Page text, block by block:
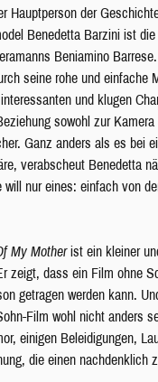
Hauptperson der
Benedetta Barzini ist
Beniamino
seine rohe und einfache
und klugen
sowohl zur
Ganz anders als es bei
verabscheut Benedetta
will nur eines: einfach von
My Motherist ein kleiner
zeigt, dass ein Film ohne
getragen werden kann.
Film wohl nicht anders
einigen Beleidigungen,
die einen nachdenklich